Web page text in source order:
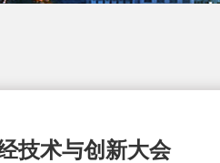
技术与创新大会